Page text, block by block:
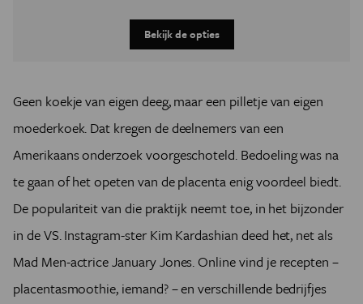
Bekijk de opties
Geen koekje van eigen deeg, maar een pilletje van eigen
moederkoek. Dat kregen de deelnemers van een
Amerikaans onderzoek voorgeschoteld. Bedoeling was na
te gaan of het opeten van de placenta enig voordeel biedt.
De populariteit van die praktijk neemt toe, in het bijzonder
in de VS. Instagram-ster Kim Kardashian deed het, net als
Mad Men-actrice January Jones. Online vind je recepten –
placenta­smoothie, iemand? – en verschillende bedrijfjes